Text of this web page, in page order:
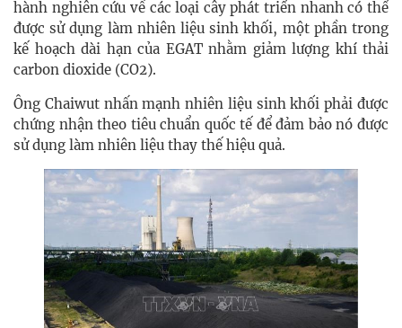
hành nghiên cứu về các loại cây phát triển nhanh có thể
được sử dụng làm nhiên liệu sinh khối, một phần trong
kế hoạch dài hạn của EGAT nhằm giảm lượng khí thải
carbon dioxide (CO2).
Ông Chaiwut nhấn mạnh nhiên liệu sinh khối phải được
chứng nhận theo tiêu chuẩn quốc tế để đảm bảo nó được
sử dụng làm nhiên liệu thay thế hiệu quả.